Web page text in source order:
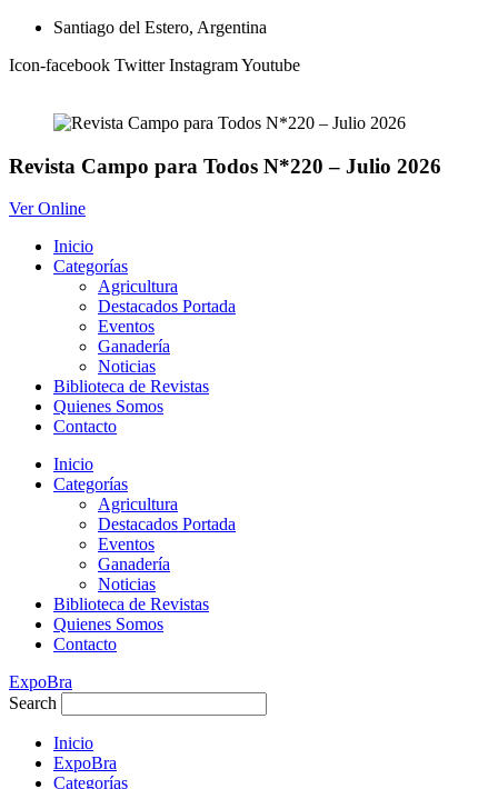
contenido
Santiago del Estero, Argentina
Icon-facebook Twitter InstagramYoutube
Revista Campo para Todos N*220 – Julio 2026
Ver Online
Inicio
Categorías
Agricultura
Destacados Portada
Eventos
Ganadería
Noticias
Biblioteca de Revistas
Quienes Somos
Contacto
Inicio
Categorías
Agricultura
Destacados Portada
Eventos
Ganadería
Noticias
Biblioteca de Revistas
Quienes Somos
Contacto
ExpoBra
Search
Inicio
ExpoBra
Categorías